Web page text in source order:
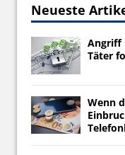
Neueste
Angriff
Täter
Wenn